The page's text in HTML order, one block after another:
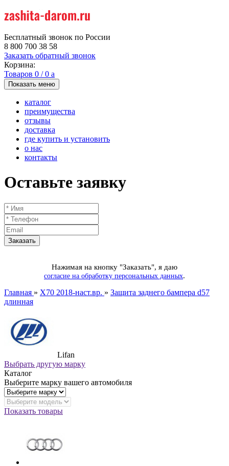
Бесплатный звонок по России
8 800 700 38 58
Заказать обратный звонок
Корзина:
Товаров 0 /0 a
Показать меню
каталог
преимущества
отзывы
доставка
где купить и установить
о нас
контакты
Оставьте заявку
Нажимая на кнопку "Заказать", я даю
согласие на обработку персональных данных.
Главная » X70 2018-наст.вр. » Защита заднего бампера d57
длинная
Lifan
Выбрать другую марку
Каталог
Выберите марку вашего автомобиля
Показать товары